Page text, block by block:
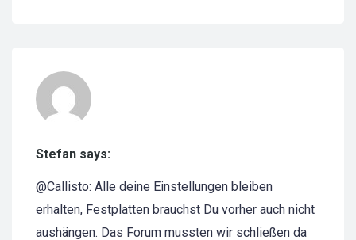
Stefan says:
@Callisto: Alle deine Einstellungen bleiben
erhalten, Festplatten brauchst Du vorher auch nicht
aushängen. Das Forum mussten wir schließen da